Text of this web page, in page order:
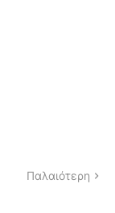
Παλαιότερη